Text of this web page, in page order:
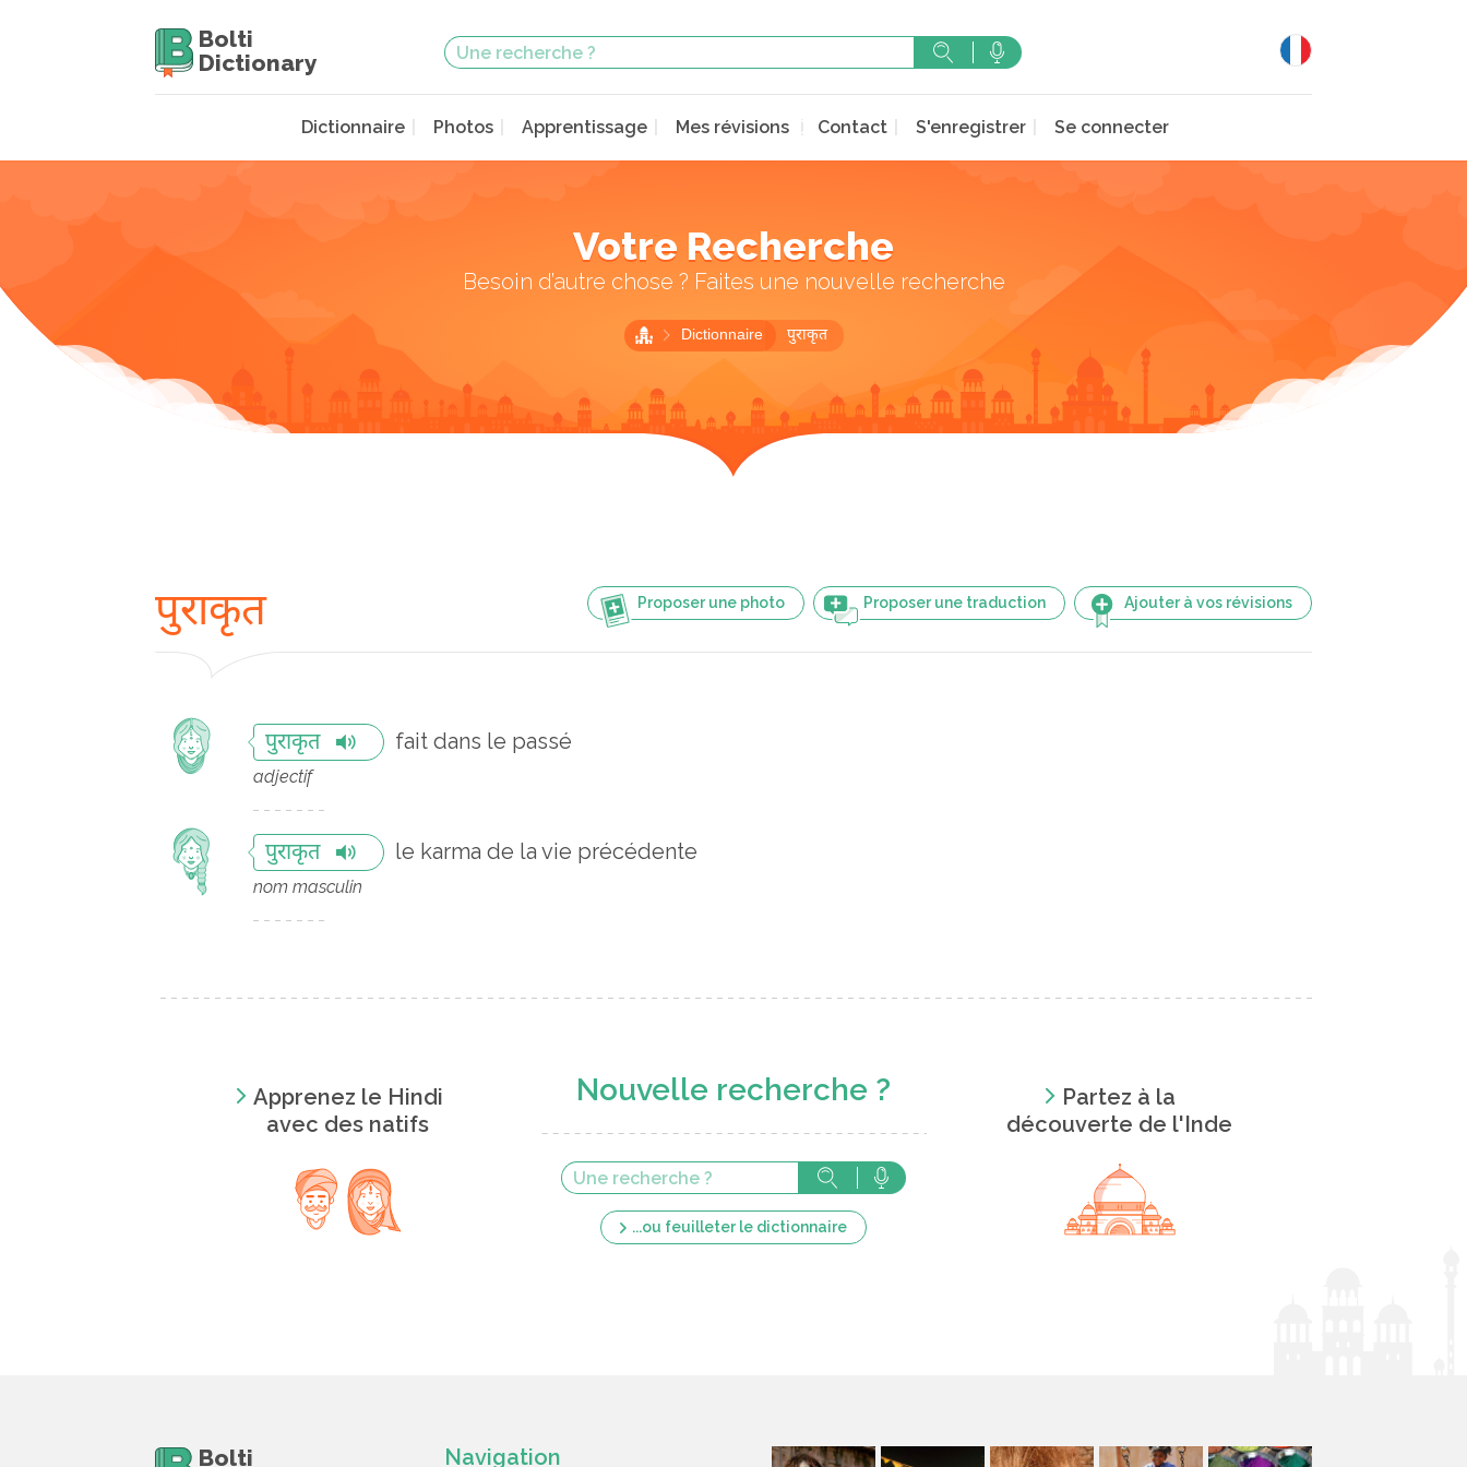
Bolti
Dictionary
Dictionnaire Photos Apprentissage Mes révisions Contact S'enregistrer Se connecter
Votre Recherche
Besoin d’autre chose ? Faites une nouvelle recherche
Dictionnaire पुराकृत
Proposer une photo Proposer une traduction Ajouter à vos révisions
पुराकृत
पुराकृत fait dans le passé
adjectif
पुराकृत le karma de la vie précédente
nom masculin
Apprenez le Hindi
avec des natifs
Nouvelle recherche ?
...ou feuilleter le dictionnaire
Partez à la
découverte de l'Inde
Bolti Navigation